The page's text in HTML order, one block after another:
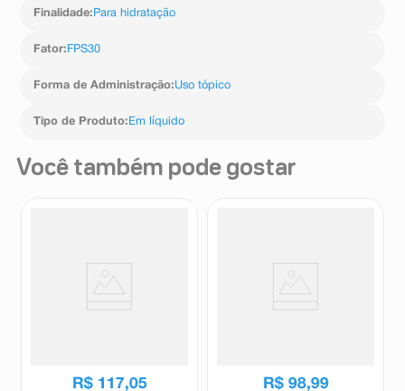
Finalidade: Para hidratação
Fator: FPS30
Forma de Administração:Uso tópico
Tipo de Produto: Em líquido
Você também pode gostar
R$ 117,05 R$ 98,99